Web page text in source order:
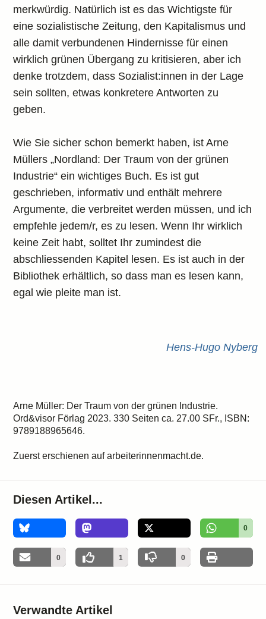
merkwürdig. Natürlich ist es das Wichtigste für
eine sozialistische Zeitung, den Kapitalismus und
alle damit verbundenen Hindernisse für einen
wirklich grünen Übergang zu kritisieren, aber ich
denke trotzdem, dass Sozialist:innen in der Lage
sein sollten, etwas konkretere Antworten zu
geben.
Wie Sie sicher schon bemerkt haben, ist Arne
Müllers „Nordland: Der Traum von der grünen
Industrie“ ein wichtiges Buch. Es ist gut
geschrieben, informativ und enthält mehrere
Argumente, die verbreitet werden müssen, und ich
empfehle jedem/r, es zu lesen. Wenn Ihr wirklich
keine Zeit habt, solltet Ihr zumindest die
abschliessenden Kapitel lesen. Es ist auch in der
Bibliothek erhältlich, so dass man es lesen kann,
egal wie pleite man ist.
Hens-Hugo Nyberg
Arne Müller: Der Traum von der grünen Industrie.
Ord&visor Förlag 2023. 330 Seiten ca. 27.00 SFr., ISBN:
9789188965646.
Zuerst erschienen auf arbeiterinnenmacht.de.
Diesen Artikel...
0
0 1 0
Verwandte Artikel